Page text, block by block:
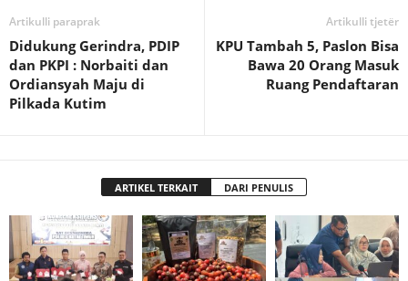
Artikulli paraprak
Didukung Gerindra, PDIP
dan PKPI : Norbaiti dan
Ordiansyah Maju di
Pilkada Kutim
Artikulli tjetër
KPU Tambah 5, Paslon Bisa
Bawa 20 Orang Masuk
Ruang Pendaftaran
ARTIKEL TERKAIT DARI PENULIS